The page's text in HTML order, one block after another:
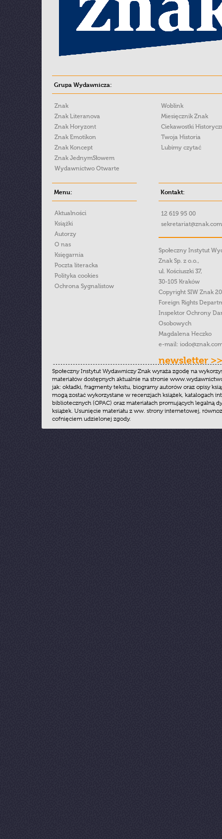
Grupa Wydawnicza:
Znak
Znak Literanova
Znak Horyzont
Znak Emotikon
Znak Koncept
Znak JednymSłowem
Wydawnictwo Otwarte
Woblink
Miesięcznik Znak
Ciekawostki
Twoja Historia
Lubimy czytać
Menu:
Aktualności
Książki
Autorzy
O nas
Księgarnia
Poczta literacka
Polityka cookies
Ochrona Sygnalistow
Kontakt:
12 619 95 00
Społeczny Instytut
Znak Sp. z o.o.,
ul. Kościuszki 37,
30-105 Kraków
Copyright SIW Znak
Foreign Rights
Inspektor Ochrony
Osobowych
Magdalena Heczko
e-mail:
newsletter >>
Społeczny Instytut Wydawniczy Znak wyraża zgodę na
materiałów dostępnych aktualnie na stronie
jak: okładki, fragmenty tekstu, biogramy autorów oraz opisy
mogą zostać wykorzystane w recenzjach książek, katalogach
bibliotecznych (OPAC) oraz materiałach promujących legalną
książek. Usunięcie materiału z ww. strony internetowej,
cofnięciem udzielonej zgody.